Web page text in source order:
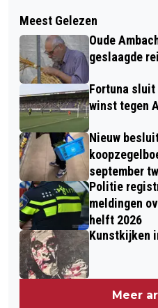
MINDER VAAK
BASISSCHOLIEREN
PINKPOP 2024:
MET EEN EPISCHE
ONVERGETELIJKE
Meest Gelezen
Oude
geslaagde
Fortuna
winst tegen
Nieuw
september
Politie
meldingen
helft 2026
Kunstkijken
Meer